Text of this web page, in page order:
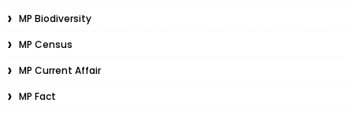
MP Biodiversity
MP Census
MP Current Affair
MP Fact